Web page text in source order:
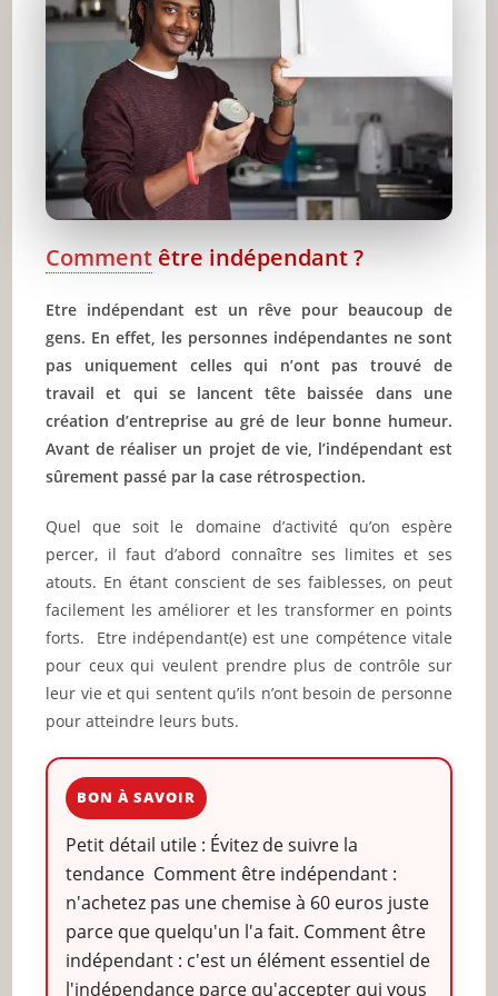
Remerciez les gens pour l’aide qu’ils vous
apportent
Évitez de suivre la tendance
Passez du temps avec des personnes qui ont
des visions du monde différentes
Apprenez à conduire ou à utiliser les transports
en commun
différents soucis au lieu de tout le temps
demander l’aide des autres
Occupez-vous des réparations dans votre
maison
Cuisinez pour vous-même
Apprenez à gérer votre budget
Ne soyez pas dépendant de votre GPS pour
vous orienter
Habituez-vous à faire les choses tout seul
Prenez votre temps
🔥 À lire aussi sur JeunInfo
✨ Nouveau sur JeunInfo ?
Articles recommandés
Comment être indépendant ?
Etre indépendant est un rêve pour beaucoup de
gens. En effet, les personnes indépendantes ne sont
pas uniquement celles qui n’ont pas trouvé de
travail et qui se lancent tête baissée dans une
création d’entreprise au gré de leur bonne humeur.
Avant de réaliser un projet de vie, l’indépendant est
sûrement passé par la case rétrospection.
Quel que soit le domaine d’activité qu’on espère
percer, il faut d’abord connaître ses limites et ses
atouts. En étant conscient de ses faiblesses, on peut
facilement les améliorer et les transformer en points
forts. Etre indépendant(e) est une compétence vitale
pour ceux qui veulent prendre plus de contrôle sur
leur vie et qui sentent qu’ils n’ont besoin de personne
pour atteindre leurs buts.
BON À SAVOIR
Petit détail utile : Évitez de suivre la
tendance Comment être indépendant :
n'achetez pas une chemise à 60 euros juste
parce que quelqu'un l'a fait. Comment être
indépendant : c'est un élément essentiel de
l'indépendance parce qu'accepter qui vous